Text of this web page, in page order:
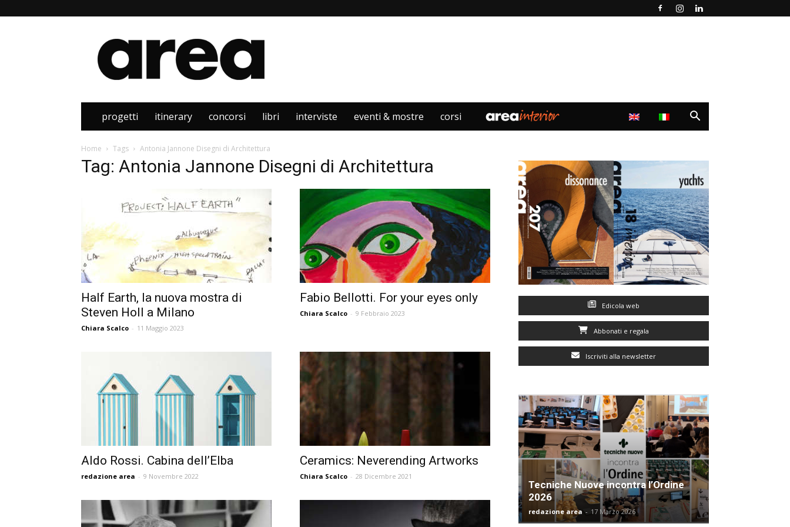
Area
progetti itinerary concorsi libri interviste eventi & mostre corsi
Home Tags Antonia Jannone Disegni di Architettura
Tag: Antonia Jannone Disegni di Architettura
Half Earth, la nuova mostra di
Steven Holl a Milano
Chiara Scalco - 11 Maggio 2023
Fabio Bellotti. For your eyes only
Chiara Scalco - 9 Febbraio 2023
Aldo Rossi. Cabina dell’Elba
redazione area - 9 Novembre 2022
Ceramics: Neverending Artworks
Chiara Scalco - 28 Dicembre 2021
Edicola web
Abbonati e regala
Iscriviti alla newsletter
Tecniche Nuove incontra l’Ordine
2026
redazione area - 17 Marzo 2026